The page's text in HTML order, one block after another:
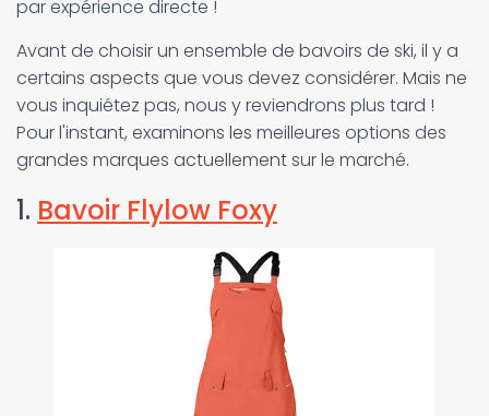
par expérience directe !
Avant de choisir un ensemble de bavoirs de ski, il y a
certains aspects que vous devez considérer. Mais ne
vous inquiétez pas, nous y reviendrons plus tard !
Pour l'instant, examinons les meilleures options des
grandes marques actuellement sur le marché.
1. Bavoir Flylow Foxy